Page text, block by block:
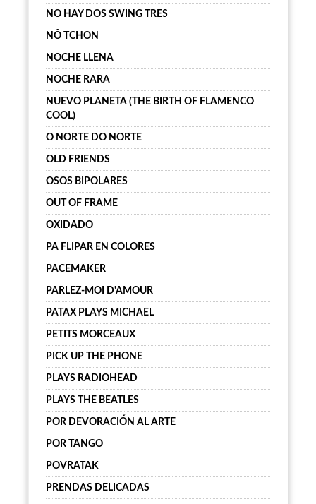
NO HAY DOS SWING TRES
NÔ TCHON
NOCHE LLENA
NOCHE RARA
NUEVO PLANETA (THE BIRTH OF FLAMENCO
COOL)
O NORTE DO NORTE
OLD FRIENDS
OSOS BIPOLARES
OUT OF FRAME
OXIDADO
PA FLIPAR EN COLORES
PACEMAKER
PARLEZ-MOI D'AMOUR
PATAX PLAYS MICHAEL
PETITS MORCEAUX
PICK UP THE PHONE
PLAYS RADIOHEAD
PLAYS THE BEATLES
POR DEVORACIÓN AL ARTE
POR TANGO
POVRATAK
PRENDAS DELICADAS